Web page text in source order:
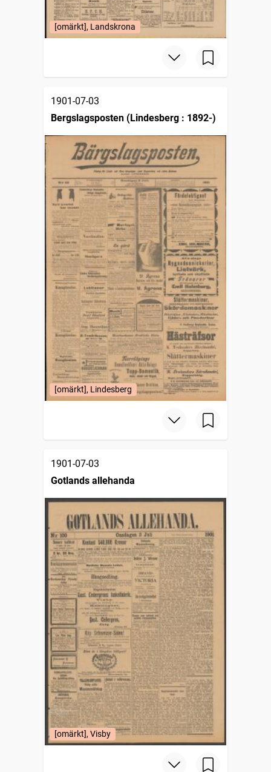
[omärkt], Landskrona
1901-07-03
Bergslagsposten (Lindesberg : 1892-)
[omärkt], Lindesberg
1901-07-03
Gotlands allehanda
[omärkt], Visby